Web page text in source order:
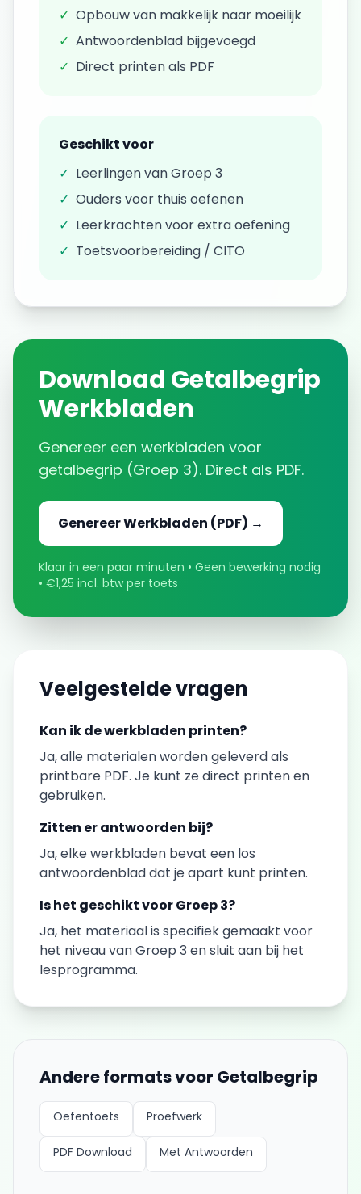
✓ Opbouw van makkelijk naar moeilijk
✓ Antwoordenblad bijgevoegd
✓ Direct printen als PDF
Geschikt voor
✓ Leerlingen vanGroep 3
✓ Ouders voor thuis oefenen
✓ Leerkrachten voor extra oefening
✓ Toetsvoorbereiding / CITO
Download Getalbegrip
Werkbladen
Genereer een werkbladen voor
getalbegrip (Groep 3). Direct als PDF.
GenereerWerkbladen (PDF) →
Klaar in een paar minuten • Geen bewerking nodig
• €1,25 incl. btw per toets
Veelgestelde vragen
Kan ik dewerkbladen printen?
Ja, alle materialen worden geleverd als
printbare PDF. Je kunt ze direct printen en
gebruiken.
Zitten er antwoorden bij?
Ja, elkewerkbladen bevat een los
antwoordenblad dat je apart kunt printen.
Is het geschikt voorGroep 3?
Ja, het materiaal is specifiek gemaakt voor
het niveau vanGroep 3 en sluit aan bij het
lesprogramma.
Andere formats voor Getalbegrip
Oefentoets Proefwerk
PDF Download Met Antwoorden